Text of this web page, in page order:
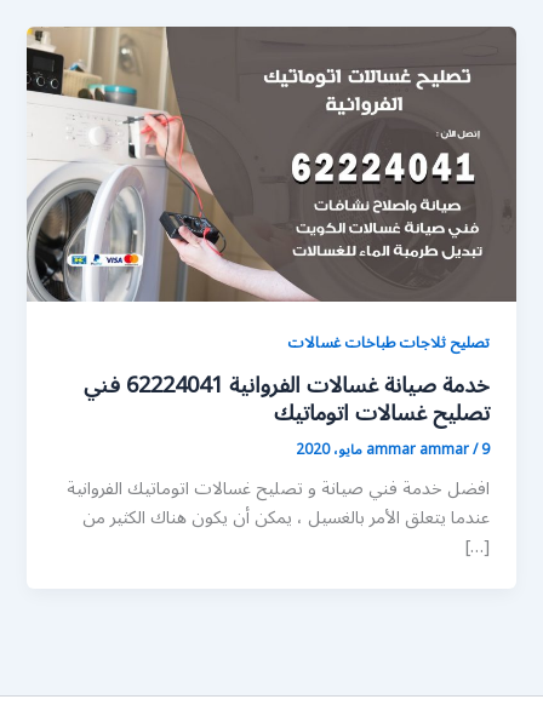
تصليح ثلاجات طباخات غسالات
خدمة صيانة غسالات الفروانية 62224041 فني
تصليح غسالات اتوماتيك
ammar ammar/9 مايو، 2020
افضل خدمة فني صيانة و تصليح غسالات اتوماتيك الفروانية
عندما يتعلق الأمر بالغسيل ، يمكن أن يكون هناك الكثير من
[…]